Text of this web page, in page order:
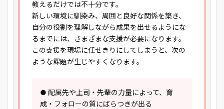
教えるだけでは不十分です。
新しい環境に馴染み、周囲と良好な関係を築き、
自分の役割を理解しながら成果を出せるようにな
るまでには、さまざまな支援が必要になります。
この支援を現場に任せきりにしてしまうと、次の
ような課題が生じやすくなります。
● 配属先や上司・先輩の力量によって、育
成・フォローの質にばらつきが出る